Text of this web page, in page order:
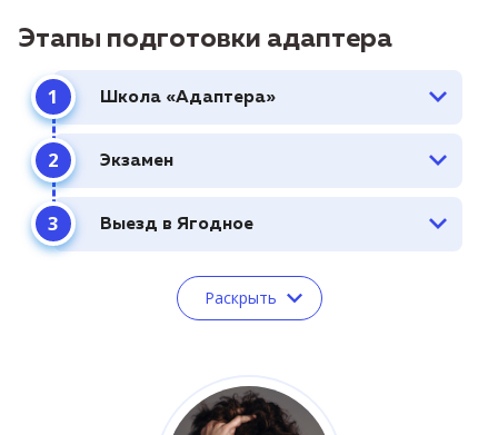
Этапы подготовки адаптера
Школа «Адаптера»
Экзамен
Выезд в Ягодное
Раскрыть